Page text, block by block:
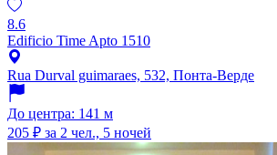
8.6
Edificio Time Apto 1510
Rua Durval guimaraes, 532, Понта-Верде
До центра: 141 м
205 ₽ за 2 чел., 5 ночей